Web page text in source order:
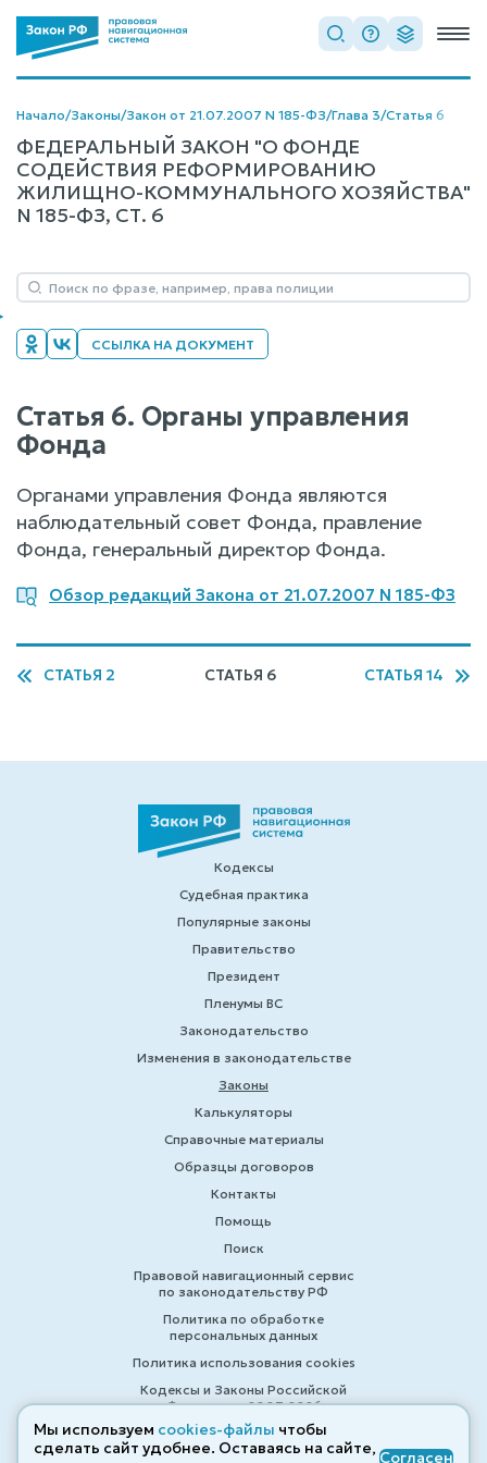
Начало/Законы/Закон от 21.07.2007 N 185-ФЗ/Глава 3/Статья 6
ФЕДЕРАЛЬНЫЙ ЗАКОН "О ФОНДЕ
СОДЕЙСТВИЯ РЕФОРМИРОВАНИЮ
ЖИЛИЩНО-КОММУНАЛЬНОГО ХОЗЯЙСТВА"
N 185-ФЗ, СТ. 6
ССЫЛКА НА ДОКУМЕНТ
Статья 6. Органы управления
Фонда
Органами управления Фонда являются
наблюдательный совет Фонда, правление
Фонда, генеральный директор Фонда.
Обзор редакций Закона от 21.07.2007 N 185-ФЗ
СТАТЬЯ 2 СТАТЬЯ 6 СТАТЬЯ 14
Кодексы
Судебная практика
Популярные законы
Правительство
Президент
Пленумы ВС
Законодательство
Изменения в законодательстве
Законы
Калькуляторы
Справочные материалы
Образцы договоров
Контакты
Помощь
Поиск
Правовой навигационный сервис
по законодательству РФ
Политика по обработке
персональных данных
Политика использования cookies
Кодексы и Законы Российской
Федерации 2007-2026
Мы используем cookies-файлы чтобы
сделать сайт удобнее. Оставаясь на сайте, Согласен